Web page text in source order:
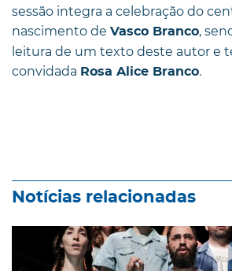
sessão integra a celebração do
nascimento de Vasco Branco,
leitura de um texto deste autor e
convidada Rosa Alice Branco.
Notícias relacionadas